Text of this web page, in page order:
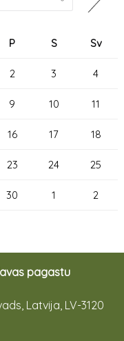
P S Sv
2 3 4
9 10 11
16 17 18
23 24 25
30 1 2
pagastu
Latvija, LV-3120